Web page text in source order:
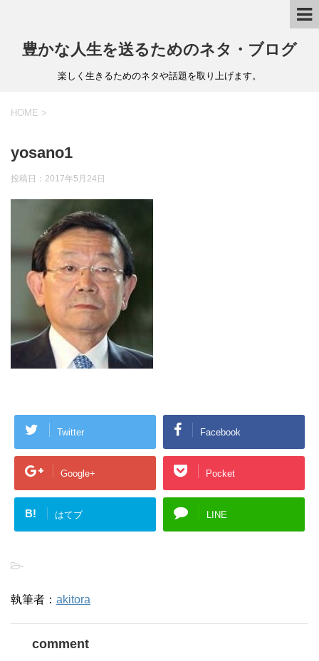
豊かな人生を送るためのネタ・ブログ
楽しく生きるためのネタや話題を取り上げます。
HOME >
yosano1
投稿日： 2017年5月24日
Twitter Facebook
Google+ Pocket
B! はてブ LINE
-
執筆者： akitora
comment